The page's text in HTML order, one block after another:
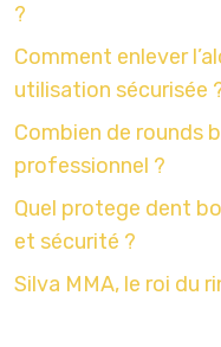
?
Comment enlever
utilisation sécurisée
Combien de rounds
professionnel ?
Quel protege dent
et sécurité ?
Silva MMA, le roi du